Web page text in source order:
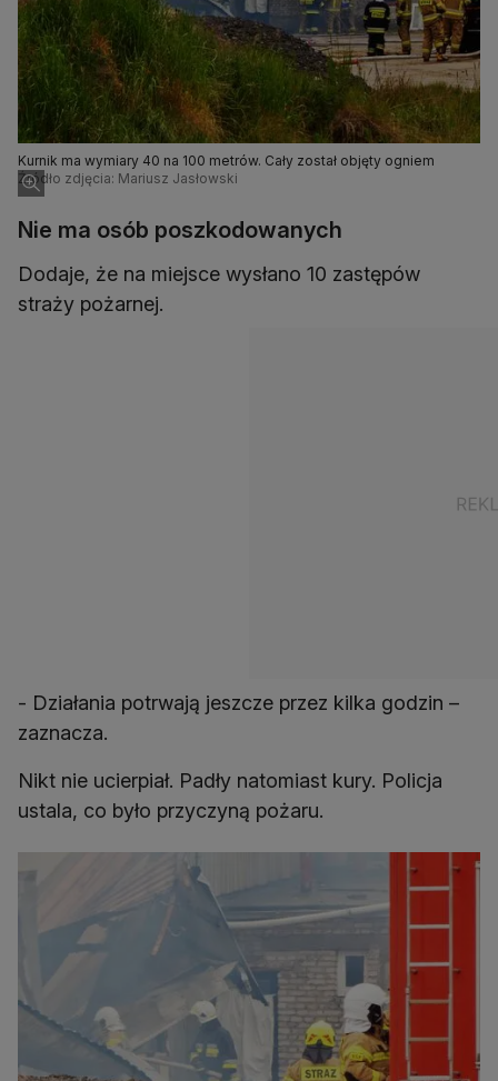
Kurnik ma wymiary 40 na 100 metrów. Cały został objęty ogniem
Źródło zdjęcia: Mariusz Jasłowski
Nie ma osób poszkodowanych
Dodaje, że na miejsce wysłano 10 zastępów
- Działania potrwają jeszcze przez kilka godzin –
zaznacza.
Nikt nie ucierpiał. Padły natomiast kury. Policja
ustala, co było przyczyną pożaru.